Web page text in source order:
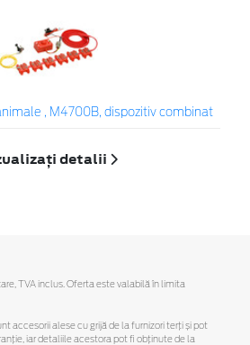
, M4700B, dispozitiv combinat
detalii
TVA inclus. Oferta este valabilă în limita
accesorii alese cu grijă de la furnizori terți și pot
iar detaliile acestora pot fi obținute de la